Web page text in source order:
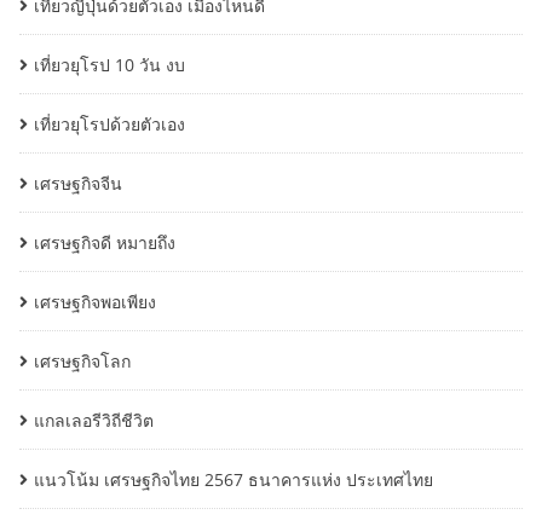
เที่ยวญี่ปุ่นด้วยตัวเอง เมืองไหนดี
เที่ยวยุโรป 10 วัน งบ
เที่ยวยุโรปด้วยตัวเอง
เศรษฐกิจจีน
เศรษฐกิจดี หมายถึง
เศรษฐกิจพอเพียง
เศรษฐกิจโลก
แกลเลอรีวิถีชีวิต
แนวโน้ม เศรษฐกิจไทย 2567 ธนาคารแห่ง ประเทศไทย